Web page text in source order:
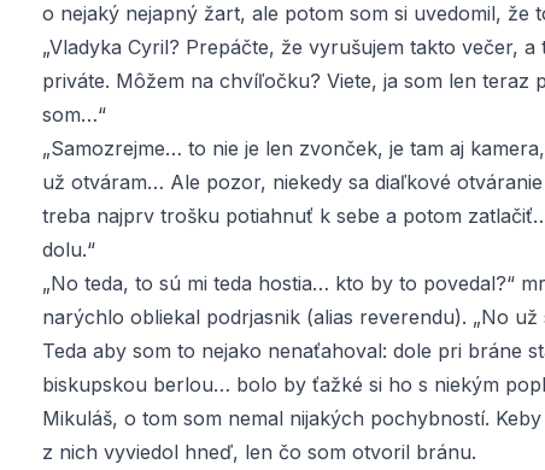
o nejaký nejapný žart, ale potom som si uvedomil, že
„Vladyka Cyril? Prepáčte, že vyrušujem takto večer,
priváte. Môžem na chvíľočku? Viete, ja som len teraz
som…“
„Samozrejme… to nie je len zvonček, je tam aj
už otváram… Ale pozor, niekedy sa diaľkové
treba najprv trošku potiahnuť k sebe a potom
dolu.“
„No teda, to sú mi teda hostia… kto by to povedal?“
narýchlo obliekal podrjasnik (alias reverendu). „No
Teda aby som to nejako nenaťahoval: dole pri bráne
biskupskou berlou… bolo by ťažké si ho s niekým
Mikuláš, o tom som nemal nijakých pochybností.
z nich vyviedol hneď, len čo som otvoril bránu.